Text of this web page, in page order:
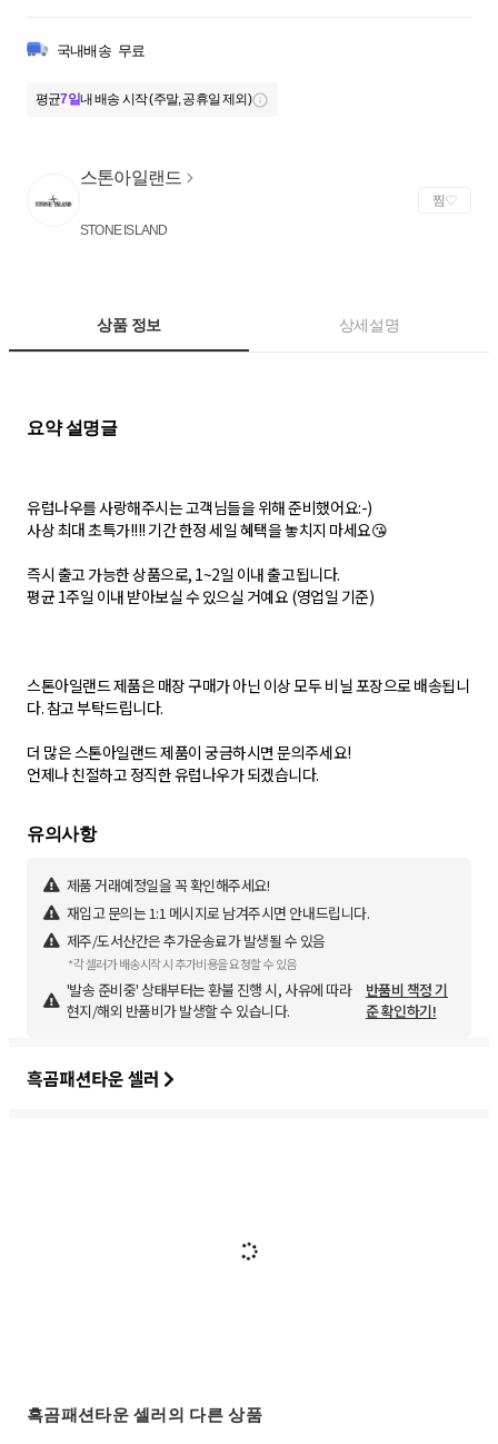
국내배송 무료
평균7일내 배송 시작 (주말, 공휴일 제외)
스톤아일랜드
STONE ISLAND
찜
상품 정보 상세설명
요약 설명글
유럽나우를 사랑해주시는 고객님들을 위해 준비했어요:-)
사상 최대 초특가!!!! 기간 한정 세일 혜택을 놓치지 마세요😘
즉시 출고 가능한 상품으로, 1~2일 이내 출고됩니다.
평균 1주일 이내 받아보실 수 있으실 거예요 (영업일 기준)
스톤아일랜드 제품은 매장 구매가 아닌 이상 모두 비닐 포장으로 배송됩니
다. 참고 부탁드립니다.
더 많은 스톤아일랜드 제품이 궁금하시면 문의주세요!
언제나 친절하고 정직한 유럽나우가 되겠습니다.
유의사항
제품 거래예정일을 꼭 확인해주세요!
재입고 문의는 1:1 메시지로 남겨주시면 안내드립니다.
제주/도서산간은 추가운송료가 발생될 수 있음
*각 셀러가 배송시작 시 추가비용을 요청할 수 있음
'발송 준비중' 상태부터는 환불 진행 시, 사유에 따라
현지/해외 반품비가 발생할 수 있습니다.
반품비 책정 기
준 확인하기!
흑곰패션타운 셀러
흑곰패션타운 셀러의 다른 상품